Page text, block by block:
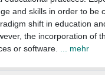
and skills in order to be
shift in education
the incorporation of
or software. ... mehr